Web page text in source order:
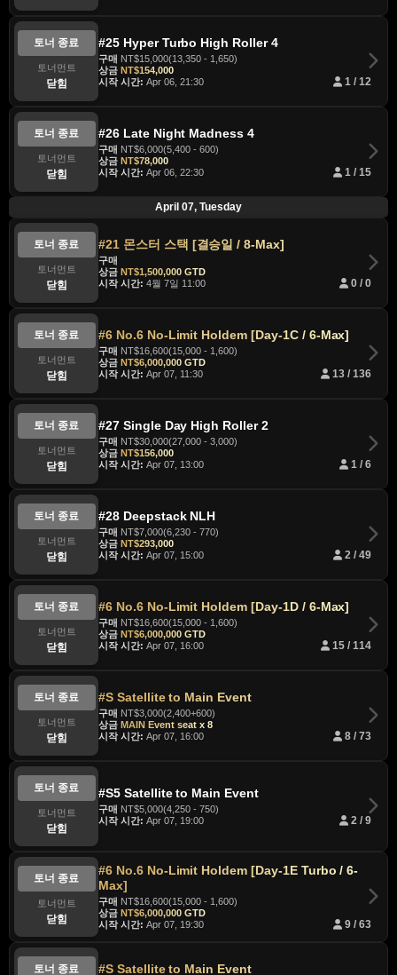
토너 종료
토너먼트
닫힘
#25 Hyper Turbo High Roller 4
구매 NT$15,000(13,350 - 1,650)
상금 NT$154,000
시작 시간: Apr 06, 21:30 1 / 12
토너 종료
토너먼트
닫힘
#26 Late Night Madness 4
구매 NT$6,000(5,400 - 600)
상금 NT$78,000
시작 시간: Apr 06, 22:30 1 / 15
April 07, Tuesday
토너 종료
토너먼트
닫힘
#21 몬스터 스택 [결승일 / 8-Max]
구매
상금 NT$1,500,000 GTD
시작 시간: 4월 7일 11:00 0 / 0
토너 종료
토너먼트
닫힘
#6 No.6 No-Limit Holdem [Day-1C / 6-Max]
구매 NT$16,600(15,000 - 1,600)
상금 NT$6,000,000 GTD
시작 시간: Apr 07, 11:30 13 / 136
토너 종료
토너먼트
닫힘
#27 Single Day High Roller 2
구매 NT$30,000(27,000 - 3,000)
상금 NT$156,000
시작 시간: Apr 07, 13:00 1 / 6
토너 종료
토너먼트
닫힘
#28 Deepstack NLH
구매 NT$7,000(6,230 - 770)
상금 NT$293,000
시작 시간: Apr 07, 15:00 2 / 49
토너 종료
토너먼트
닫힘
#6 No.6 No-Limit Holdem [Day-1D / 6-Max]
구매 NT$16,600(15,000 - 1,600)
상금 NT$6,000,000 GTD
시작 시간: Apr 07, 16:00 15 / 114
토너 종료
토너먼트
닫힘
#S Satellite to Main Event
구매 NT$3,000(2,400+600)
상금 MAIN Event seat x 8
시작 시간: Apr 07, 16:00 8 / 73
토너 종료
토너먼트
닫힘
#S5 Satellite to Main Event
구매 NT$5,000(4,250 - 750)
시작 시간: Apr 07, 19:00 2 / 9
토너 종료
토너먼트
닫힘
#6 No.6 No-Limit Holdem [Day-1E Turbo / 6-
Max]
구매 NT$16,600(15,000 - 1,600)
상금 NT$6,000,000 GTD
시작 시간: Apr 07, 19:30 9 / 63
토너 종료 #S Satellite to Main Event